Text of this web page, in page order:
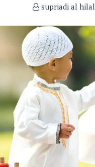
supriadi al hilal